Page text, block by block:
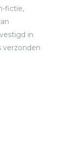
fictie,
in
verzonden